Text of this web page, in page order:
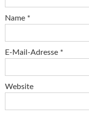
Name *
E-Mail-Adresse *
Website